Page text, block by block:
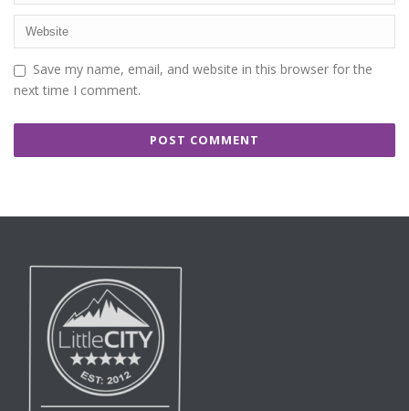
Save my name, email, and website in this browser for the
next time I comment.